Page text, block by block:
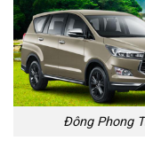
Đông Phong